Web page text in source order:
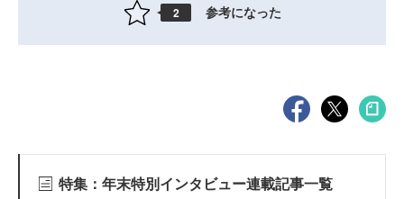
2 参考になった
特集：年末特別インタビュー連載記事一覧